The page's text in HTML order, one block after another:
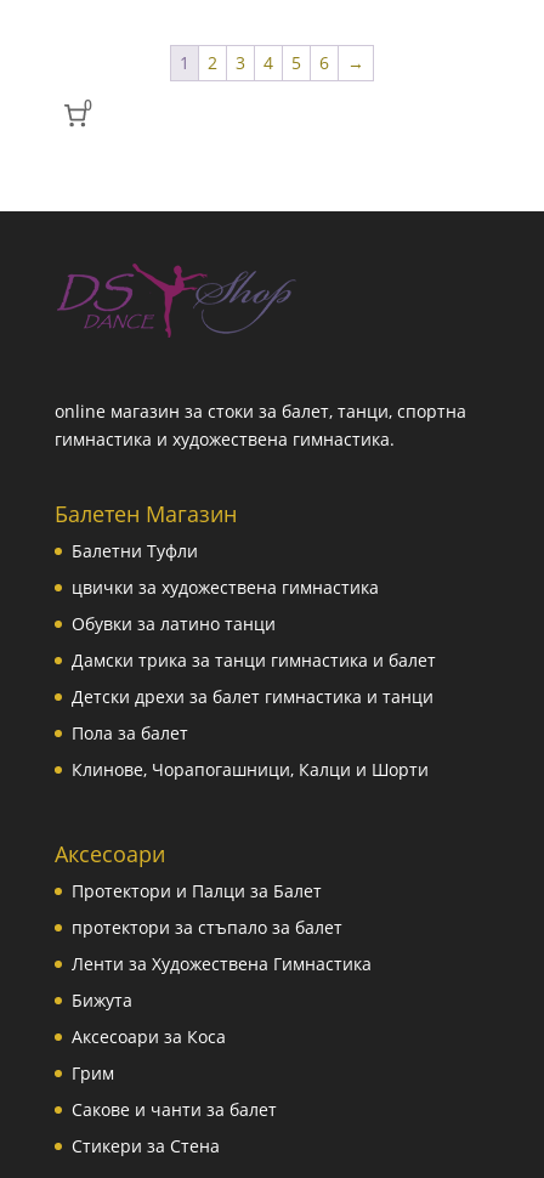
1 2 3 4 5 6 →
0
online магазин за стоки за балет, танци, спортна
гимнастика и художествена гимнастика.
Балетен Магазин
Балетни Туфли
цвички за художествена гимнастика
Обувки за латино танци
Дамски трика за танци гимнастика и балет
Детски дрехи за балет гимнастика и танци
Пола за балет
Клинове, Чорапогашници, Калци и Шорти
Аксесоари
Протектори и Палци за Балет
протектори за стъпало за балет
Ленти за Художествена Гимнастика
Бижута
Аксесоари за Коса
Грим
Сакове и чанти за балет
Стикери за Стена